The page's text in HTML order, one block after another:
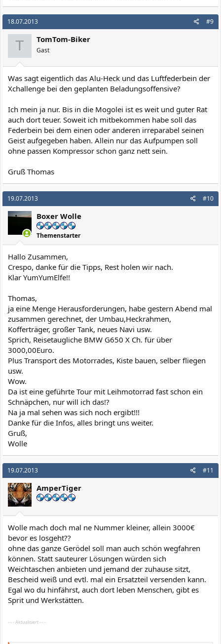
18.07.2013 #9
T TomTom-Biker
Gast
Was sagt eigentlich das Alu-Heck und das Luftfederbein der
Xchallenge bei den geplanten Beladungsoffensive?
Ich mein ja nur. Bis in die Mogolei ist es weit und guter Rat
auch dort teuer. Soweit ich mitbekommen habe soll das
Federbein bei dem einen oder anderen irreparabel seinen
Geist aufgegeben haben. Allein nur das Aufpumpen soll
ohne passen Kompressor schon ganz nett sein.
Gruß Thomas
19.07.2013 #10
Boxer Wolle
Themenstarter
Hallo Zusammen,
Crespo, danke für die Tipps, Rest holen wir nach.
Klar YumYumElfe!!
Thomas,
ja eine Menge Herausforderungen, habe gestern Abend mal
zusammen gerechnet, der Umbau,Heckrahmen,
Kofferträger, großer Tank, neues Navi usw.
Sprich, Reisetaugliche BMW G650 X Ch. für über
3000,00Euro.
Plus Transport des Motorrades, Kiste bauen, selber fliegen
usw.
Wow.
Da ist eine geführte Tour mit Leihmotorrad fast schon ein
Schnäpchen, nur will ich das!?
Na ja mal sehen was sich noch ergibt!!!
Danke für die Infos, alles bringt uns weiter.
Gruß,
Wolle
19.07.2013 #11
AmperTiger
Wolle mach doch mal ne Nummer kleiner, allein 3000€
bevor es losgeht??
ohne das ganze Gerödel soll man auch schön wegfahren
können. Statt sauteurer Lösungen würden sich
Weichtaschen anbieten und jemand der zuhause sitzt,
Bescheid weiß und evtl. mal ein Ersatzteil versenden kann.
Egal wo du hinfährst, auch dort leben Menschen, gibt es
Sprit und Werkstätten.
- - - Aktualisiert - - -